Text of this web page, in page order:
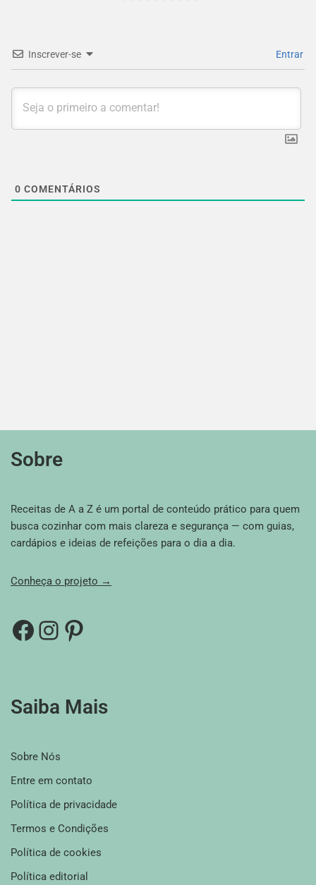
Inscrever-se Entrar
0 COMENTÁRIOS
Sobre
Receitas de A a Z é um portal de conteúdo prático para quem
busca cozinhar com mais clareza e segurança — com guias,
cardápios e ideias de refeições para o dia a dia.
Conheça o projeto →
Saiba Mais
Sobre Nós
Entre em contato
Política de privacidade
Termos e Condições
Política de cookies
Política editorial